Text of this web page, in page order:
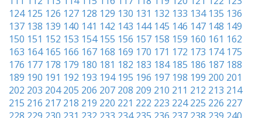
124 125 126 127 128 129 130 131 132 133 134 135 136
137 138 139 140 141 142 143 144 145 146 147 148 149
150 151 152 153 154 155 156 157 158 159 160 161 162
163 164 165 166 167 168 169 170 171 172 173 174 175
176 177 178 179 180 181 182 183 184 185 186 187 188
189 190 191 192 193 194 195 196 197 198 199 200 201
202 203 204 205 206 207 208 209 210 211 212 213 214
215 216 217 218 219 220 221 222 223 224 225 226 227